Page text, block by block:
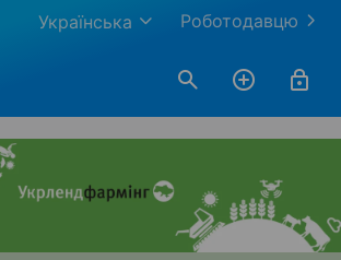
Роботодавцю
Українська